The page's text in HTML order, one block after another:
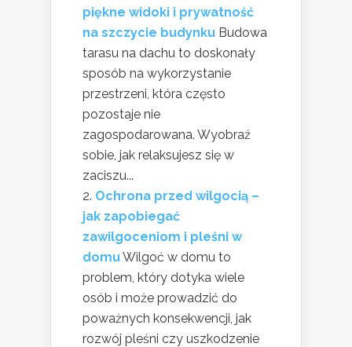
piękne widoki i prywatność
na szczycie budynku Budowa
tarasu na dachu to doskonały
sposób na wykorzystanie
przestrzeni, która często
pozostaje nie
zagospodarowana. Wyobraź
sobie, jak relaksujesz się w
zaciszu...
Ochrona przed wilgocią –
jak zapobiegać
zawilgoceniom i pleśni w
domuWilgoć w domu to
problem, który dotyka wiele
osób i może prowadzić do
poważnych konsekwencji, jak
rozwój pleśni czy uszkodzenie